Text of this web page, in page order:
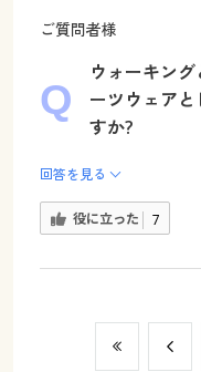
ご質問者様
ウォーキン
ーツウェア
すか?
回答を見る
役に立った 7